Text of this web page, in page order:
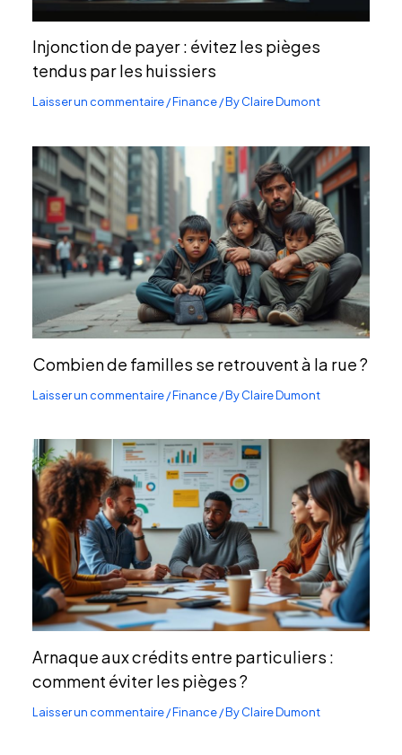
Injonction de payer : évitez les pièges
tendus par les huissiers
Laisser un commentaire/Finance/ ByClaire Dumont
Combien de familles se retrouvent à la rue ?
Laisser un commentaire/Finance/ ByClaire Dumont
Arnaque aux crédits entre particuliers :
comment éviter les pièges ?
Laisser un commentaire/Finance/ ByClaire Dumont